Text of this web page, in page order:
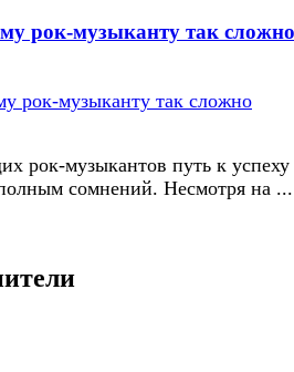
рок-музыканту так сложно
рок-музыкантов путь к успеху
сомнений. Несмотря на ...